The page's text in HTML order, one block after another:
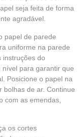
seja feita de forma
agradável.
papel de parede
uniforme na parede
instruções do
nível para garantir que
Posicione o papel na
bolhas de ar. Continue
com as emendas,
os cortes